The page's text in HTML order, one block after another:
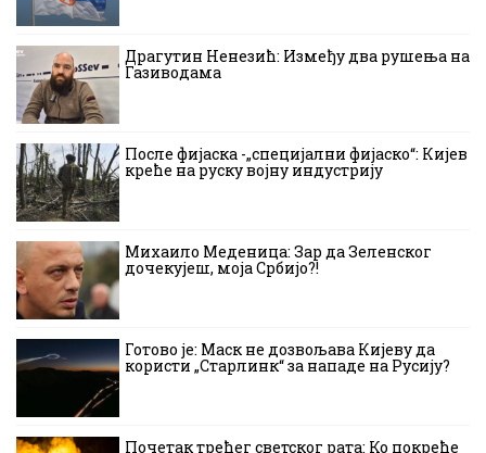
Драгутин Ненезић: Између два рушења на
Газиводама
После фијаска -„специјални фијаско“: Кијев
креће на руску војну индустрију
Михаило Меденица: Зар да Зеленског
дочекујеш, моја Србијо?!
Готово је: Маск не дозвољава Кијеву да
користи „Старлинк“ за нападе на Русију?
Почетак трећег светског рата: Ко покреће